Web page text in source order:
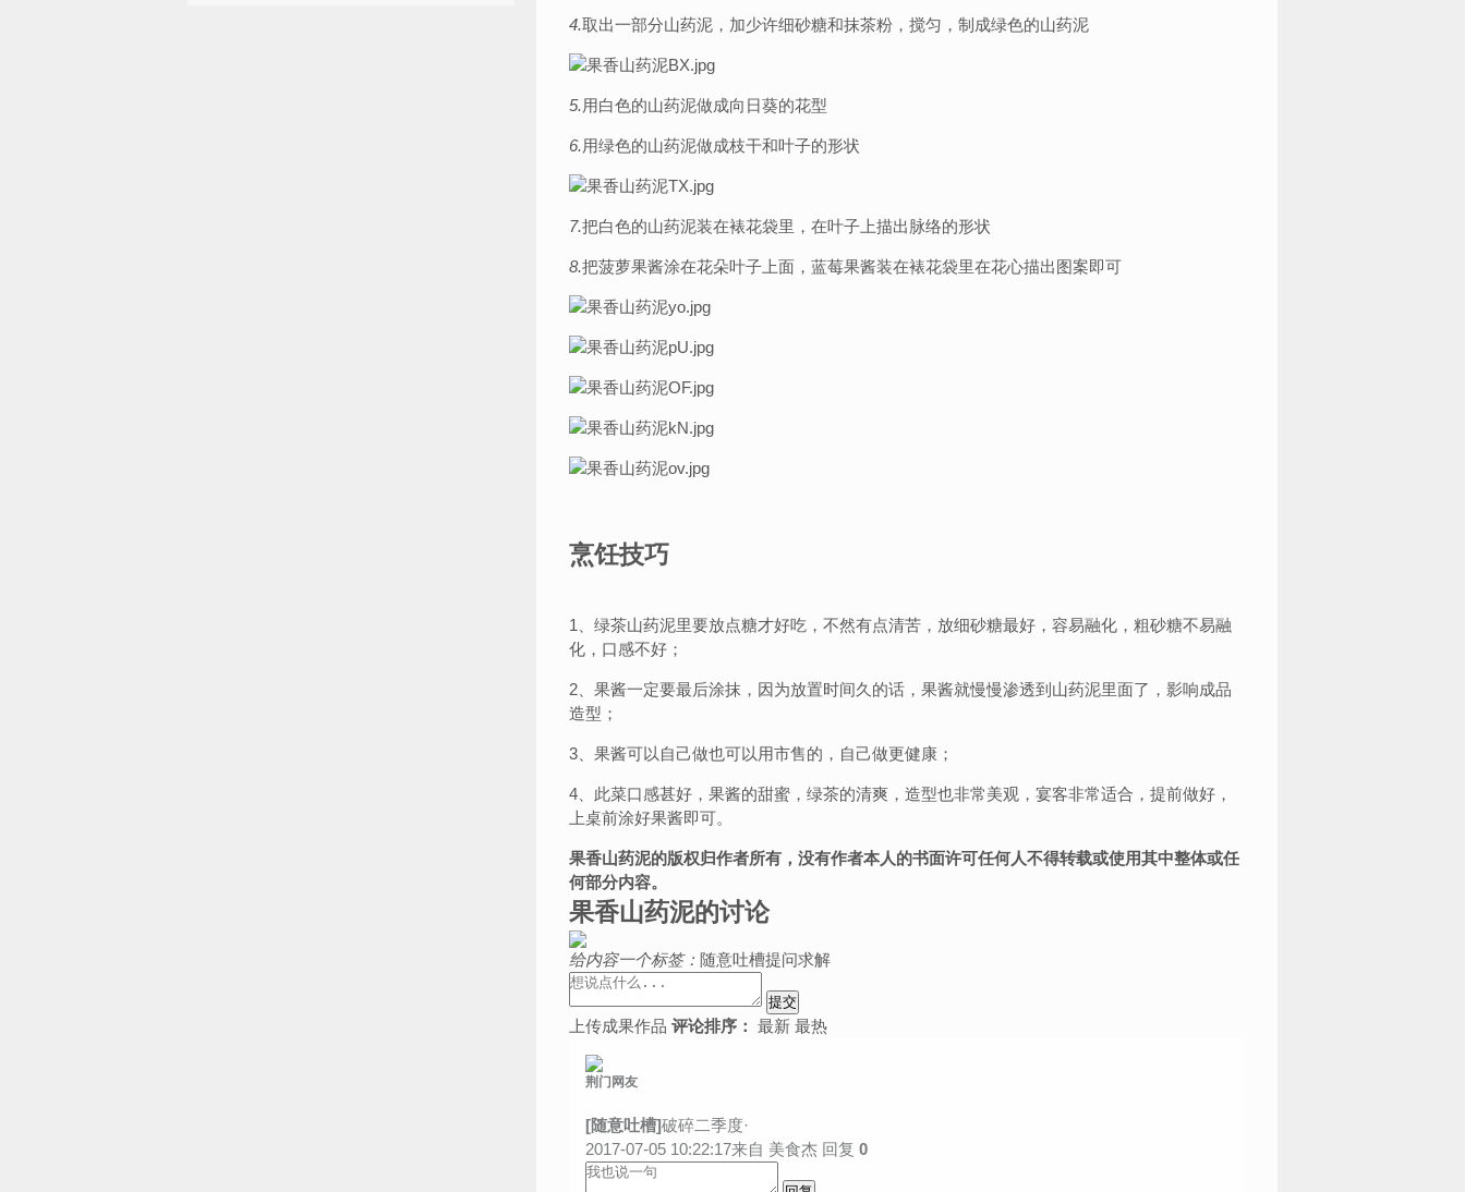
4.取出一部分山药泥，加少许细砂糖和抹茶粉，搅匀，制成绿色的山药泥
5.用白色的山药泥做成向日葵的花型
6.用绿色的山药泥做成枝干和叶子的形状
7.把白色的山药泥装在裱花袋里，在叶子上描出脉络的形状
8.把菠萝果酱涂在花朵叶子上面，蓝莓果酱装在裱花袋里在花心描出图案即可
烹饪技巧
1、绿茶山药泥里要放点糖才好吃，不然有点清苦，放细砂糖最好，容易融化，粗砂糖不易融
化，口感不好；
2、果酱一定要最后涂抹，因为放置时间久的话，果酱就慢慢渗透到山药泥里面了，影响成品
造型；
3、果酱可以自己做也可以用市售的，自己做更健康；
4、此菜口感甚好，果酱的甜蜜，绿茶的清爽，造型也非常美观，宴客非常适合，提前做好，
上桌前涂好果酱即可。
果香山药泥的版权归作者所有，没有作者本人的书面许可任何人不得转载或使用其中整体或任
何部分内容。
果香山药泥的讨论
给内容一个标签： 随意吐槽提问求解
上传成果作品 评论排序： 最新 最热
荆门网友
[随意吐槽]破碎二季度·
2017-07-05 10:22:17来自 美食杰 回复 0